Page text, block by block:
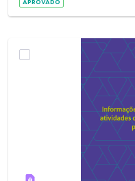
APROVADO